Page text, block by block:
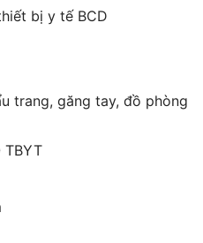
bị y tế BCD
trang, găng tay, đồ phòng
TBYT